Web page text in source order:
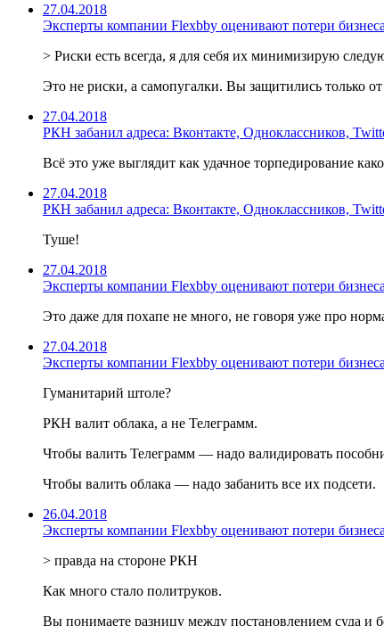
27.04.2018
Эксперты компании Flexbby оценивают потери
> Риски есть всегда, я для себя их минимизирую
Это не риски, а самопугалки. Вы защитились только
27.04.2018
РКН забанил адреса: Вконтакте, Одноклассников,
Всё это уже выглядит как удачное торпедирование
27.04.2018
РКН забанил адреса: Вконтакте, Одноклассников,
Туше!
27.04.2018
Эксперты компании Flexbby оценивают потери
Это даже для похапе не много, не говоря уже про
27.04.2018
Эксперты компании Flexbby оценивают потери
Гуманитарий штоле?
РКН валит облака, а не Телеграмм.
Чтобы валить Телеграмм — надо валидировать
Чтобы валить облака — надо забанить все их подсети.
26.04.2018
Эксперты компании Flexbby оценивают потери
> правда на стороне РКН
Как много стало политруков.
Вы понимаете разницу между постановлением суда и